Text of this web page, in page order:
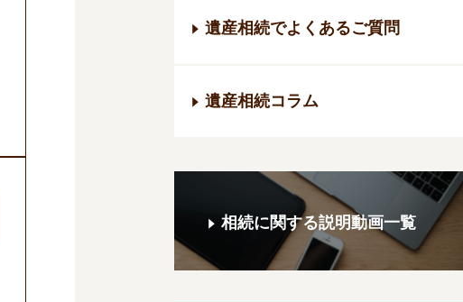
遺産相続でよくあるご質問
遺産相続コラム
相続に関する説明動画一覧